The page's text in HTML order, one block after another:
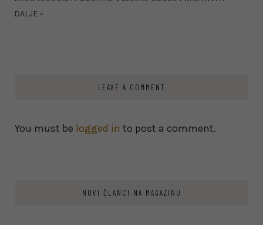
DALJE »
LEAVE A COMMENT
You must be logged in to post a comment.
NOVI ČLANCI NA MAGAZINU